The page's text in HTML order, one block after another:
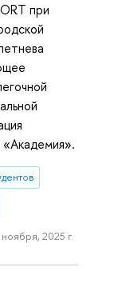
при
социальные науки»
2025 г.